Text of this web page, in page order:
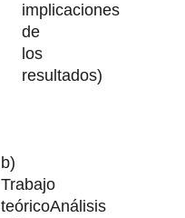
implicaciones
de
los
resultados)
b)
Trabajo
teóricoAnálisis